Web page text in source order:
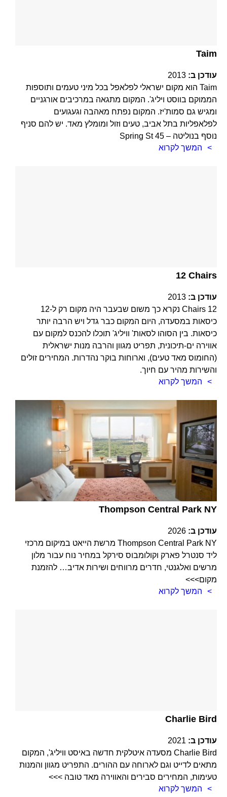
Taim
עודכן ב: 2013
Taim הוא מקום ישראלי לפלאפל בכל מיני טעמים ותוספות
הממוקם בווסט ויליג'. המקום מתגאה במרכיבים אורגניים
ומגיש גם סמות'יז. המקום נפתח מאהבה וגעגועים
לפלאפליות בתל אביב, טעים וזול ומומלץ מאד. יש להם סניף
נוסף בנוליטה – 45 Spring St
המשך לקרוא
12 Chairs
עודכן ב: 2013
12 Chairs נקרא כך משום שבעבר היה מקום רק ל-12
כיסאות במסעדה, היום המקום כבר גדל ויש הרבה יותר
כיסאות. בין הסוהו לסאות' וויליג' תוכלו להכנס למקום עם
אווירה ים-תיכונית, תפריט מגוון והרבה מנות ישראלית
(החומוס מאד טעים), וארוחות בוקר נהדרות. המחירים זולים
והשירות מהיר עם חיוך.
המשך לקרוא
Thompson Central Park NY
עודכן ב: 2026
Thompson Central Park NY מרשת הייאט במיקום מרכזי
ליד סנטרל פארק וקולומבוס סירקל במחיר נוח עבור מלון
מרשים ואלגנטי, חדרים מרווחים ושירות אדיב… להזמנת
מקום>>>
המשך לקרוא
Charlie Bird
עודכן ב: 2021
Charlie Bird מסעדה איטלקית חדשה באיסט וויליג', המקום
מתאים לדייט וגם לארוחה עם ההורים. התפריט מגוון והמנות
טעימות, המחירים סבירים והאווירה מאד טובה >>>
המשך לקרוא